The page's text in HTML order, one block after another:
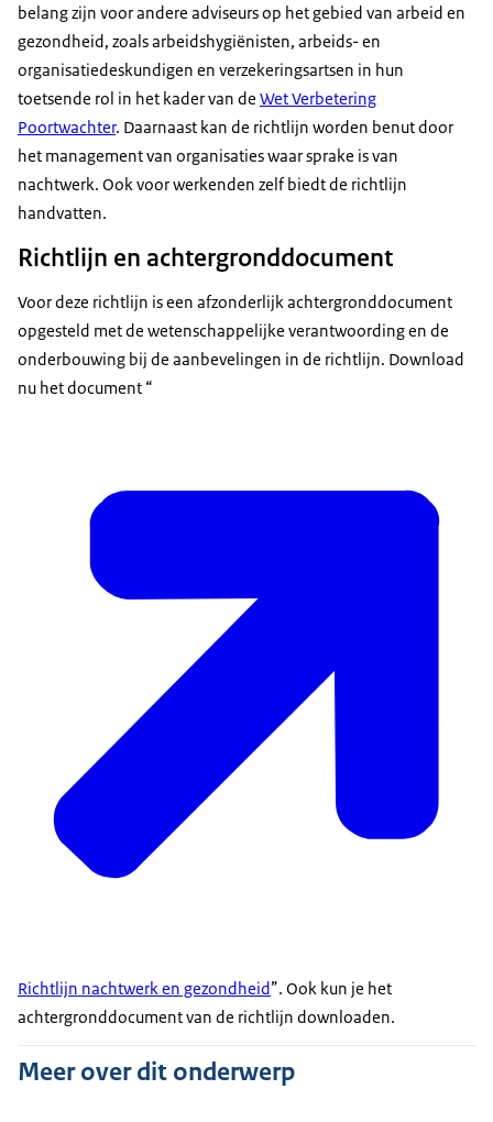
belang zijn voor andere adviseurs op het gebied van arbeid en
gezondheid, zoals arbeidshygiënisten, arbeids- en
organisatiedeskundigen en verzekeringsartsen in hun
toetsende rol in het kader van de Wet Verbetering
Poortwachter. Daarnaast kan de richtlijn worden benut door
het management van organisaties waar sprake is van
nachtwerk. Ook voor werkenden zelf biedt de richtlijn
handvatten.
Richtlijn en achtergronddocument
Voor deze richtlijn is een afzonderlijk achtergronddocument
opgesteld met de wetenschappelijke verantwoording en de
onderbouwing bij de aanbevelingen in de richtlijn. Download
nu het document “
Richtlijn nachtwerk en gezondheid”. Ook kun je het
achtergronddocument van de richtlijn downloaden.
Meer over dit onderwerp